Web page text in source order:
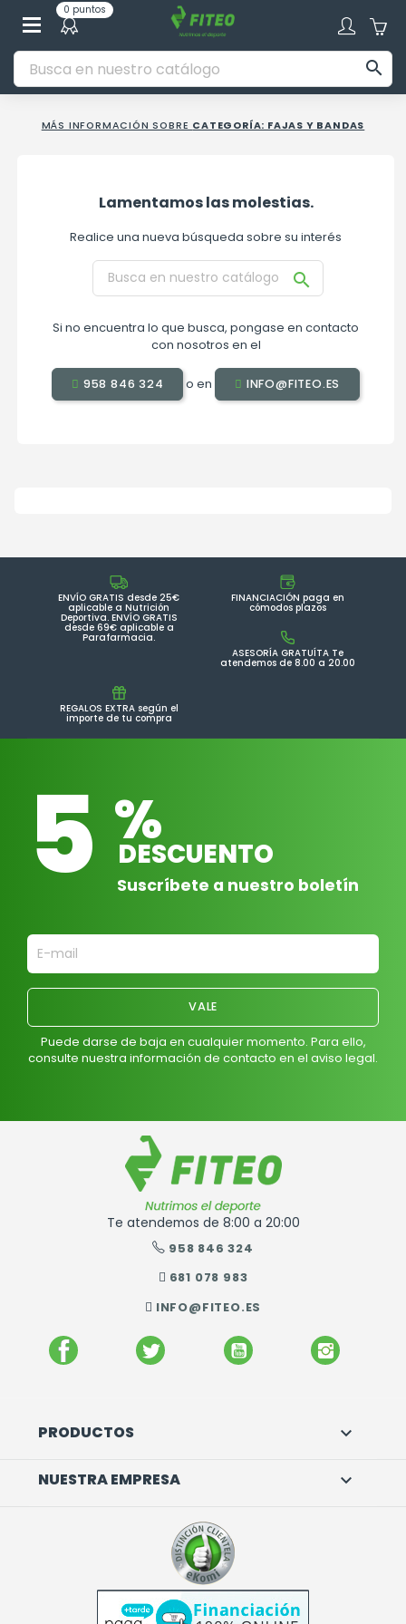
0 puntos

MÁS INFORMACIÓN SOBRE CATEGORÍA: FAJAS Y BANDAS
Lamentamos las molestias.
Realice una nueva búsqueda sobre su interés

Si no encuentra lo que busca, pongase en contacto
con nosotros en el
958 846 324 o en INFO@FITEO.ES
ENVÍO GRATIS desde 25€
aplicable a Nutrición
Deportiva. ENVÍO GRATIS
desde 69€ aplicable a
Parafarmacia.
FINANCIACIÓN paga en
cómodos plazos
ASESORÍA GRATUÍTA Te
atendemos de 8.00 a 20.00
REGALOS EXTRA según el
importe de tu compra
5 %
DESCUENTO
Suscríbete a nuestro boletín
Puede darse de baja en cualquier momento. Para ello,
consulte nuestra información de contacto en el aviso legal.
Te atendemos de 8:00 a 20:00
958 846 324
681 078 983
INFO@FITEO.ES
FACEBOOK TWITTER YOUTUBE
PRODUCTOS 
NUESTRA EMPRESA 